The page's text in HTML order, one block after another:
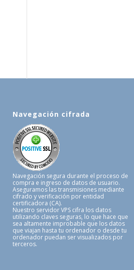
Navegación cifrada
Navegación segura durante el proceso de
compra e ingreso de datos de usuario.
Aseguramos las transmisiones mediante
cifrado y verificación por entidad
certificadora (CA).
Nuestro servidor VPS cifra los datos
utilizando claves seguras, lo que hace que
sea altamente improbable que los datos
que viajan hasta tu ordenador o desde tu
ordenador puedan ser visualizados por
terceros.